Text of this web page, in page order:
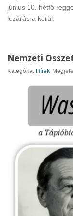
június 10. hétfő
lezárásra kerül.
Nemzeti
Kategória: Hírek